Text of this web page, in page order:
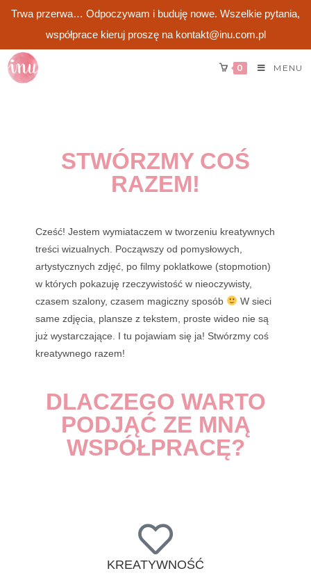
Trwa przerwa… Odpoczywam i buduję nowe. Wszelkie pytania,
współprace kieruj proszę na kontakt@inu.com.pl
0 MENU
STWÓRZMY COŚ
RAZEM!
Cześć! Jestem wymiataczem w tworzeniu kreatywnych
treści wizualnych. Począwszy od pomysłowych,
artystycznych zdjęć, po filmy poklatkowe (stopmotion)
w których pokazuję rzeczywistość w nieoczywisty,
czasem szalony, czasem magiczny sposób
W sieci
same zdjęcia, plansze z tekstem, proste wideo nie są
już wystarczające. I tu pojawiam się ja! Stwórzmy coś
kreatywnego razem!
DLACZEGO WARTO
PODJĄĆ ZE MNĄ
WSPÓŁPRACĘ?
KREATYWNOŚĆ